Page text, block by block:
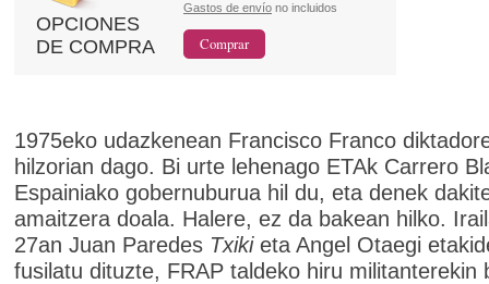
OPCIONES
DE COMPRA
Gastos de envío no incluidos
1975eko udazkenean Francisco Franco
hilzorian dago. Bi urte lehenago ETAk Carrero
Espainiako gobernuburua hil du, eta denek
amaitzera doala. Halere, ez da bakean hilko.
27an Juan Paredes Txikieta Angel Otaegi
fusilatu dituzte, FRAP taldeko hiru militanterekin